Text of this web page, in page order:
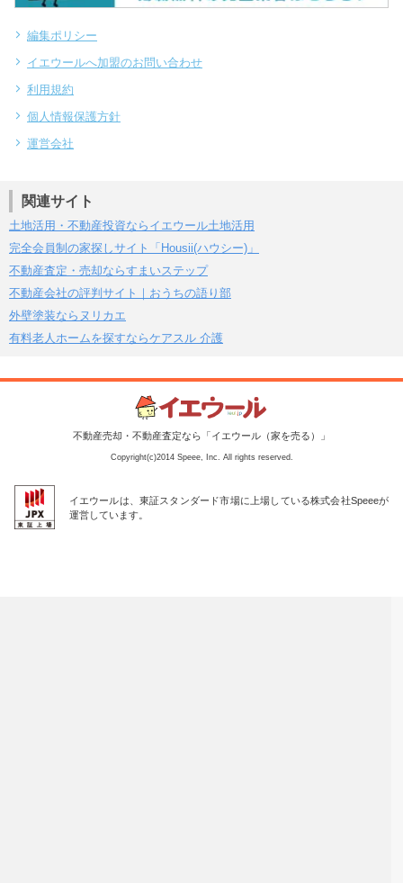
編集ポリシー
イエウールへ加盟のお問い合わせ
利用規約
個人情報保護方針
運営会社
関連サイト
土地活用・不動産投資ならイエウール土地活用
完全会員制の家探しサイト「Housii(ハウシー)」
不動産査定・売却ならすまいステップ
不動産会社の評判サイト｜おうちの語り部
外壁塗装ならヌリカエ
有料老人ホームを探すならケアスル 介護
不動産売却・不動産査定なら「イエウール（家を売る）」
Copyright(c)2014 Speee, Inc. All rights reserved.
イエウールは、東証スタンダード市場に上場している株式会社Speeeが
運営しています。